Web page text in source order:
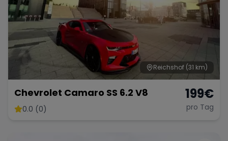
Reichshof (31 km)
Chevrolet Camaro SS 6.2 V8
0.0 (0)
199€
pro Tag